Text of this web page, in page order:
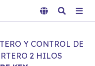
Y CONTROL DE
2 HILOS